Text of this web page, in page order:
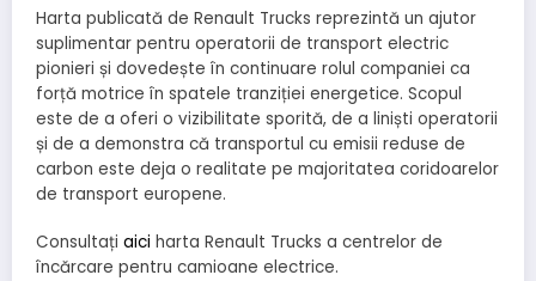
Harta publicată de Renault Trucks reprezintă un ajutor
suplimentar pentru operatorii de transport electric
pionieri și dovedește în continuare rolul companiei ca
forță motrice în spatele tranziției energetice. Scopul
este de a oferi o vizibilitate sporită, de a liniști operatorii
și de a demonstra că transportul cu emisii reduse de
carbon este deja o realitate pe majoritatea coridoarelor
de transport europene.
Consultați aici harta Renault Trucks a centrelor de
încărcare pentru camioane electrice.